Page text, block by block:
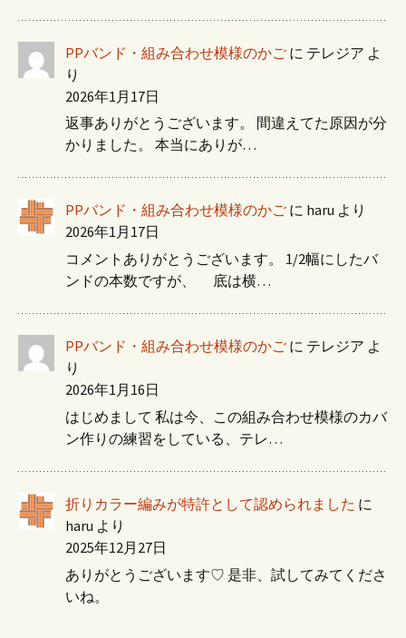
PPバンド・組み合わせ模様のかご に テレジア よ
り
2026年1月17日
返事ありがとうございます。 間違えてた原因が分
かりました。 本当にありが…
PPバンド・組み合わせ模様のかご に haru より
2026年1月17日
コメントありがとうございます。 1/2幅にしたバ
ンドの本数ですが、 底は横…
PPバンド・組み合わせ模様のかご に テレジア よ
り
2026年1月16日
はじめまして 私は今、この組み合わせ模様のカバ
ン作りの練習をしている、テレ…
折りカラー編みが特許として認められました に
haru より
2025年12月27日
ありがとうございます♡ 是非、試してみてくださ
いね。